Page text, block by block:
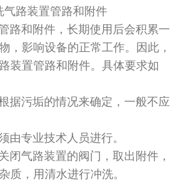
气路装置管路和附件
路和附件，长期使用后会积累一
，影响设备的正常工作。因此，
装置管路和附件。具体要求如
据污垢的情况来确定，一般不应
由专业技术人员进行。
闭气路装置的阀门，取出附件，
质，用清水进行冲洗。